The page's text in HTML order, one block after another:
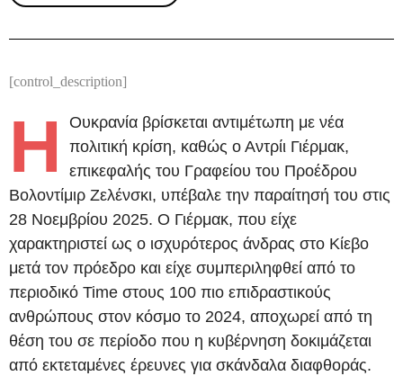
[control_description]
Η
Ουκρανία βρίσκεται αντιμέτωπη με νέα
πολιτική κρίση, καθώς ο Αντρίι Γιέρμακ,
επικεφαλής του Γραφείου του Προέδρου
Βολοντίμιρ Ζελένσκι, υπέβαλε την παραίτησή του στις
28 Νοεμβρίου 2025. Ο Γιέρμακ, που είχε
χαρακτηριστεί ως ο ισχυρότερος άνδρας στο Κίεβο
μετά τον πρόεδρο και είχε συμπεριληφθεί από το
περιοδικό Time στους 100 πιο επιδραστικούς
ανθρώπους στον κόσμο το 2024, αποχωρεί από τη
θέση του σε περίοδο που η κυβέρνηση δοκιμάζεται
από εκτεταμένες έρευνες για σκάνδαλα διαφθοράς.